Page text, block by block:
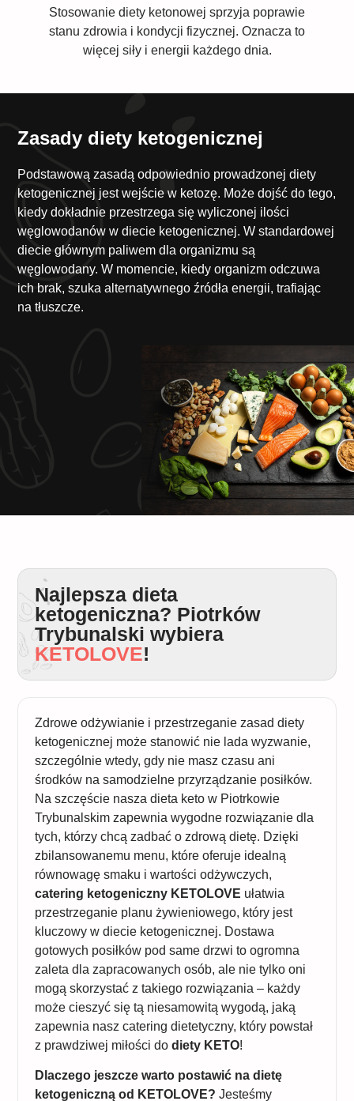
Stosowanie diety ketonowej sprzyja poprawie
stanu zdrowia i kondycji fizycznej. Oznacza to
więcej siły i energii każdego dnia.
Zasady diety ketogenicznej
Podstawową zasadą odpowiednio prowadzonej diety
ketogenicznej jest wejście w ketozę. Może dojść do tego,
kiedy dokładnie przestrzega się wyliczonej ilości
węglowodanów w diecie ketogenicznej. W standardowej
diecie głównym paliwem dla organizmu są
węglowodany. W momencie, kiedy organizm odczuwa
ich brak, szuka alternatywnego źródła energii, trafiając
na tłuszcze.
Najlepsza dieta
ketogeniczna? Piotrków
Trybunalski wybiera
KETOLOVE!
Zdrowe odżywianie i przestrzeganie zasad diety
ketogenicznej może stanowić nie lada wyzwanie,
szczególnie wtedy, gdy nie masz czasu ani
środków na samodzielne przyrządzanie posiłków.
Na szczęście nasza dieta keto w Piotrkowie
Trybunalskim zapewnia wygodne rozwiązanie dla
tych, którzy chcą zadbać o zdrową dietę. Dzięki
zbilansowanemu menu, które oferuje idealną
równowagę smaku i wartości odżywczych,
catering ketogeniczny KETOLOVE ułatwia
przestrzeganie planu żywieniowego, który jest
kluczowy w diecie ketogenicznej. Dostawa
gotowych posiłków pod same drzwi to ogromna
zaleta dla zapracowanych osób, ale nie tylko oni
mogą skorzystać z takiego rozwiązania – każdy
może cieszyć się tą niesamowitą wygodą, jaką
zapewnia nasz catering dietetyczny, który powstał
z prawdziwej miłości do diety KETO!
Dlaczego jeszcze warto postawić na dietę
ketogeniczną od KETOLOVE? Jesteśmy